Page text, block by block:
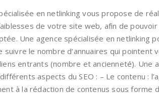
en netlinking vous propose de
de votre site web, afin de
Une agence spécialisée en netlinking
le nombre d’annuaires qui pointent
entrants (nombre et ancienneté). Une
aspects du SEO : – Le contenu :
à la rédaction de contenus sous forme